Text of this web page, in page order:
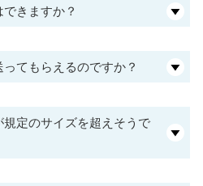
きますか？
てもらえるのですか？
定のサイズを超えそうで